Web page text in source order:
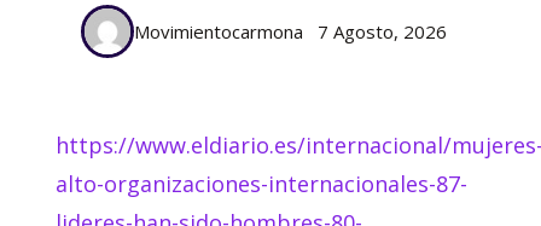
Movimientocarmona 7 Agosto, 2026
https://www.eldiario.es/internacional/
alto-organizaciones-internacionales-87-